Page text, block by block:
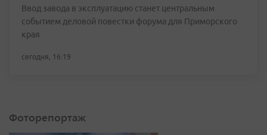
Ввод завода в эксплуатацию станет центральным
событием деловой повестки форума для Приморского
края
сегодня, 16:19
Фоторепортаж